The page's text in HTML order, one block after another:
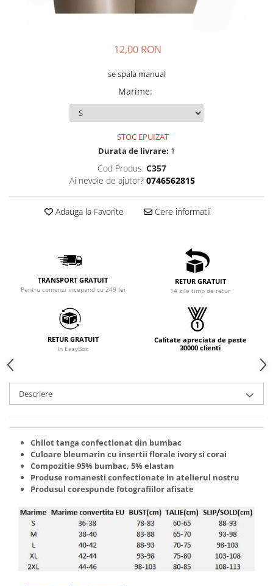
12,00 RON
se spala manual
Marime:
STOC EPUIZAT
Durata de livrare: 1
Cod Produs: C357
Ai nevoie de ajutor? 0746562815
Adauga la Favorite Cere informatii
TRANSPORT GRATUIT
Pentru comenzi incepand cu 249 lei
RETUR GRATUIT
14 zile timp de retur
RETUR GRATUIT
In EasyBox
Calitate apreciata de peste
30000 clienti
Descriere
Chilot tanga confectionat din bumbac
Culoare bleumarin cu insertii florale ivory si corai
Compozitie 95% bumbac, 5% elastan
Produse romanesti confectionate in atelierul nostru
Produsul corespunde fotografiilor afisate